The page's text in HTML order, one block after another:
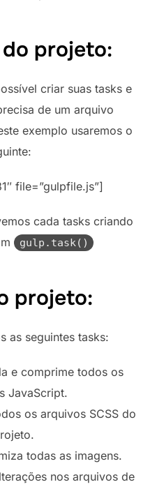
projeto:
criar suas tasks e
de um arquivo
exemplo usaremos o
file=”gulpfile.js”]
cada tasks criando
gulp.task()
projeto:
as seguintes tasks:
e comprime todos os
JavaScript.
os arquivos SCSS do
todas as imagens.
nos arquivos de